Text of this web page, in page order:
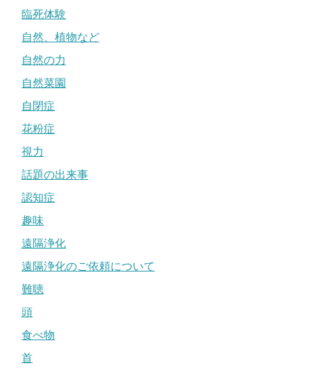
臨死体験
自然、植物など
自然の力
自然菜園
自閉症
花粉症
視力
話題の出来事
認知症
趣味
遠隔浄化
遠隔浄化のご依頼について
難聴
頭
食べ物
首